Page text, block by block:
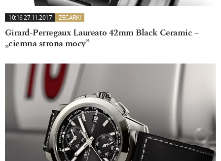
10:16 27.11.2017 ZEGARKI
Girard-Perregaux Laureato 42mm Black Ceramic –
„ciemna strona mocy”